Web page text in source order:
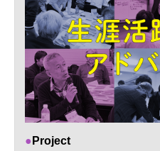
Project